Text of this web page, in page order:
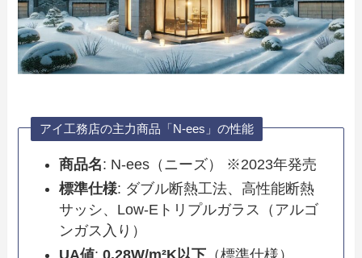
アイ工務店の主力商品「N-ees」の性能
商品名: N-ees（ニーズ） ※2023年発売
標準仕様: ダブル断熱工法、高性能断熱
サッシ、Low-Eトリプルガラス（アルゴ
ンガス入り）